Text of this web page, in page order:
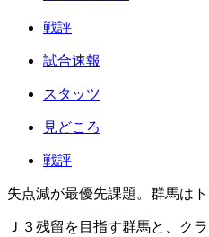
戦評
試合速報
スタッツ
見どころ
戦評
失点減が最優先課題。群馬は
Ｊ３残留を目指す群馬と、ク